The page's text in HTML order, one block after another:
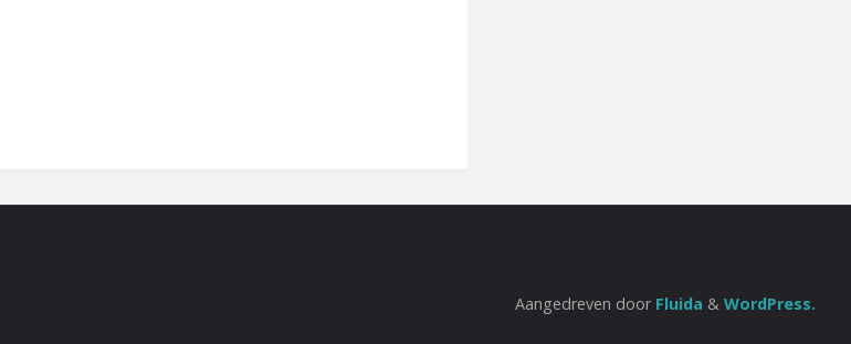
Aangedreven doorFluida & WordPress.